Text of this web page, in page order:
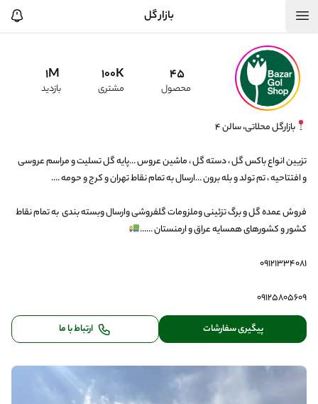
بازار گل
45
محصول
100K
مشتری
1M
بازدید
بازارگل محلاتی، سالن ۴
تزیین انواع باکس گل ، دسته گل ، ماشین عروس …پایه گل تسلیت و مراسم عروسی
فروش عمده گل و برگ تزئینی وملزومات گلفروشی وارسال وبسته بندی  به تمام نقاط
کشور و کشورهای همسایه عراق و ارمنستان ……
۰۹۱۲۵۸۰۵۶۰۹
پیگیری سفارشات ارتباط با ما